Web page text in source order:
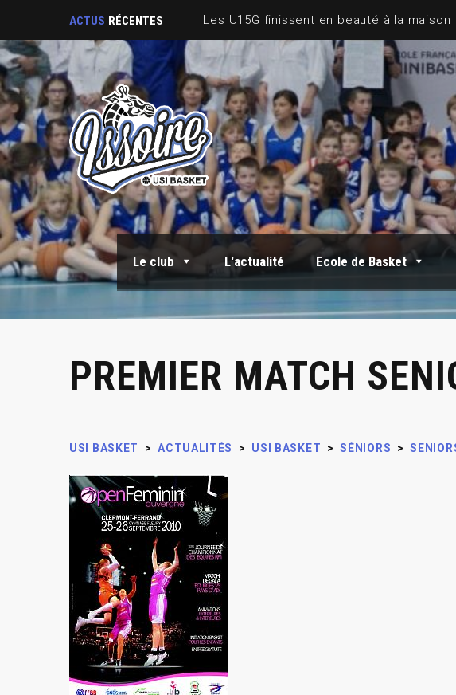
ACTUS RÉCENTES
Le club L'actualité Ecole de Basket
PREMIER MATCH
USI BASKET > ACTUALITÉS > USI BASKET > SÉNIORS >